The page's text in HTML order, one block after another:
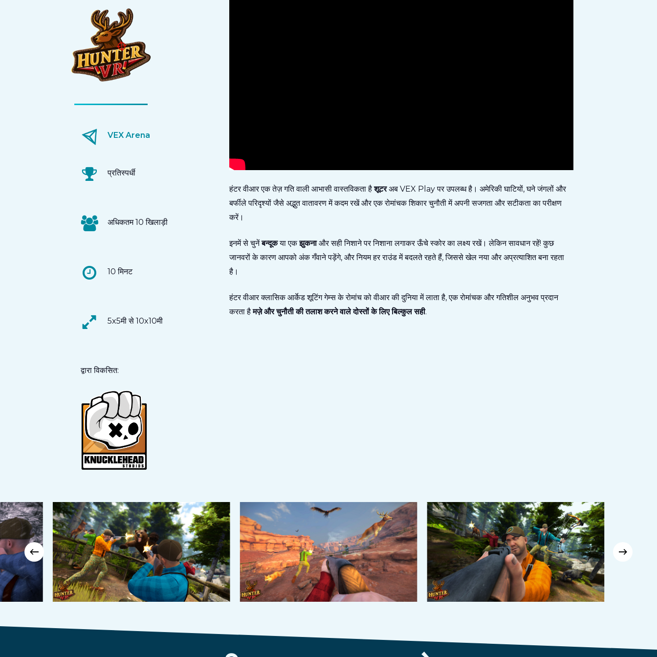
VEX Arena
प्रतिस्पर्धी
अधिकतम 10 खिलाड़ी
10 मिनट
5x5मी से 10x10मी
द्वारा विकसित:
हंटर वीआर एक तेज़ गति वाली आभासी वास्तविकता हैशूटरअब VEX Play पर उपलब्ध है। अमेरिकी घाटियों, घने जंगलों और
बर्फीले परिदृश्यों जैसे अद्भुत वातावरण में कदम रखें और एक रोमांचक शिकार चुनौती में अपनी सजगता और सटीकता का परीक्षण
करें।
इनमें से चुनेंबन्दूकया एकझुकनाऔर सही निशाने पर निशाना लगाकर ऊँचे स्कोर का लक्ष्य रखें। लेकिन सावधान रहें! कुछ
जानवरों के कारण आपको अंक गँवाने पड़ेंगे, और नियम हर राउंड में बदलते रहते हैं, जिससे खेल नया और अप्रत्याशित बना रहता
है।
हंटर वीआर क्लासिक आर्केड शूटिंग गेम्स के रोमांच को वीआर की दुनिया में लाता है, एक रोमांचक और गतिशील अनुभव प्रदान
करता हैमज़े और चुनौती की तलाश करने वाले दोस्तों के लिए बिल्कुल सही.